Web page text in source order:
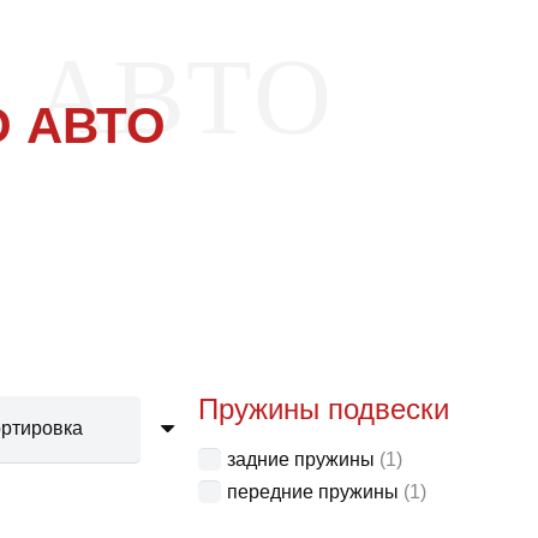
АВТО
Пружины подвески
задние пружины (1)
передние пружины (1)